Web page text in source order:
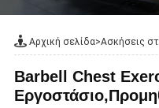
Αρχική σελίδα>Ασκήσεις
Barbell Chest